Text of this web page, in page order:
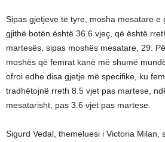
Sipas gjetjeve të tyre, mosha mesatare e
gjithë botën është 36.6 vjeç, që është
martesës, sipas moshës mesatare, 29.
moshës që femrat kanë më shumë
ofroi edhe disa gjetje më specifike, ku
tradhëtojnë rreth 8.5 vjet pas martese,
mesatarisht, pas 3.6 vjet pas martese.
Sigurd Vedal, themeluesi i Victoria Milan,